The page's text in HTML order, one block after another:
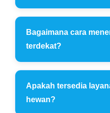
Bagaimana cara
terdekat?
Apakah tersedia
hewan?